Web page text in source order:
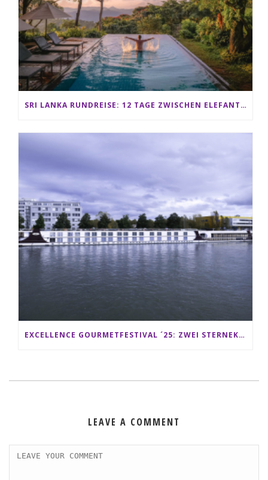
SRI LANKA RUNDREISE: 12 TAGE ZWISCHEN ELEFANTEN, TEEPLANTAGEN & STRAND ALS FAMILIE
EXCELLENCE GOURMETFESTIVAL ´25: ZWEI STERNEKÖCHE ANTONIO GUIDA & DARIO MORESCO VERWÖHNEN IHRE GÄSTE AUF EINER LUXERIÖSEN SCHIFFSREISE
LEAVE A COMMENT